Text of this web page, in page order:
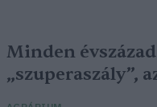
Minden
„szuperaszály”,